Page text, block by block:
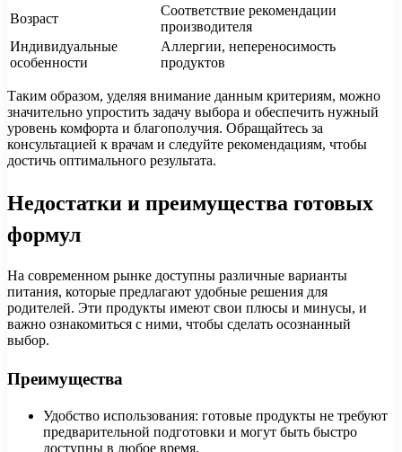
Возраст
Соответствие рекомендации
производителя
Индивидуальные
особенности
Аллергии, непереносимость
продуктов
Таким образом, уделяя внимание данным критериям, можно
значительно упростить задачу выбора и обеспечить нужный
уровень комфорта и благополучия. Обращайтесь за
консультацией к врачам и следуйте рекомендациям, чтобы
достичь оптимального результата.
Недостатки и преимущества готовых
формул
На современном рынке доступны различные варианты
питания, которые предлагают удобные решения для
родителей. Эти продукты имеют свои плюсы и минусы, и
важно ознакомиться с ними, чтобы сделать осознанный
выбор.
Преимущества
Удобство использования: готовые продукты не требуют
предварительной подготовки и могут быть быстро
доступны в любое время.